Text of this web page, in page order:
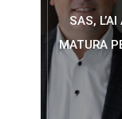
SAS,
MATURA